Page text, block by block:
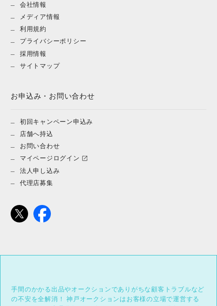
会社情報
メディア情報
利用規約
プライバシーポリシー
採用情報
サイトマップ
お申込み・お問い合わせ
初回キャンペーン申込み
店舗へ持込
お問い合わせ
マイページログイン
法人申し込み
代理店募集
手間のかかる出品やオークションでありがちな顧客トラブルなど
の不安を全解消！
神戸オークションはお客様の立場で運営する